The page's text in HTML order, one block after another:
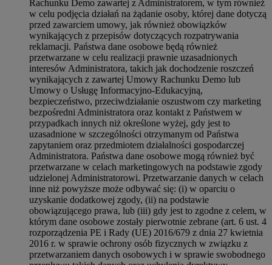
Rachunku Demo zawartej z Administratorem, w tym również
w celu podjęcia działań na żądanie osoby, której dane dotyczą
przed zawarciem umowy, jak również obowiązków
wynikających z przepisów dotyczących rozpatrywania
reklamacji. Państwa dane osobowe będą również
przetwarzane w celu realizacji prawnie uzasadnionych
interesów Administratora, takich jak dochodzenie roszczeń
wynikających z zawartej Umowy Rachunku Demo lub
Umowy o Usługę Informacyjno-Edukacyjną,
bezpieczeństwo, przeciwdziałanie oszustwom czy marketing
bezpośredni Administratora oraz kontakt z Państwem w
przypadkach innych niż określone wyżej, gdy jest to
uzasadnione w szczególności otrzymanym od Państwa
zapytaniem oraz przedmiotem działalności gospodarczej
Administratora. Państwa dane osobowe mogą również być
przetwarzane w celach marketingowych na podstawie zgody
udzielonej Administratorowi. Przetwarzanie danych w celach
inne niż powyższe może odbywać się: (i) w oparciu o
uzyskanie dodatkowej zgody, (ii) na podstawie
obowiązującego prawa, lub (iii) gdy jest to zgodne z celem, w
którym dane osobowe zostały pierwotnie zebrane (art. 6 ust. 4
rozporządzenia PE i Rady (UE) 2016/679 z dnia 27 kwietnia
2016 r. w sprawie ochrony osób fizycznych w związku z
przetwarzaniem danych osobowych i w sprawie swobodnego